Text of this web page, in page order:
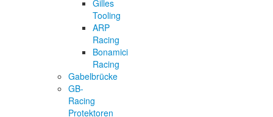
Gilles
Tooling
ARP
Racing
Bonamici
Racing
Gabelbrücke
GB-
Racing
Protektoren